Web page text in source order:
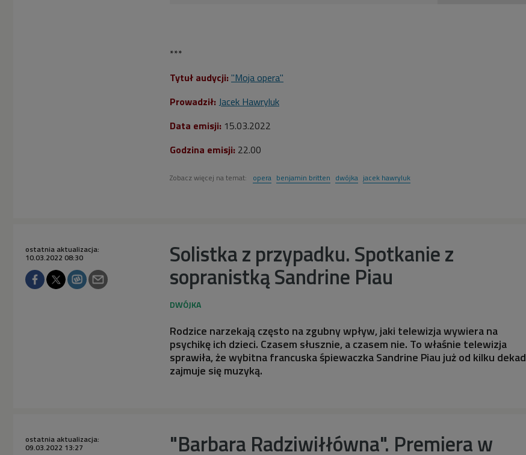
***
Tytuł audycji: "Moja opera"
Prowadził: Jacek Hawryluk
Data emisji: 15.03.2022
Godzina emisji: 22.00
Zobacz więcej na temat: opera benjamin britten dwójka jacek hawryluk
Solistka z przypadku. Spotkanie z
sopranistką Sandrine Piau
ostatnia aktualizacja:
10.03.2022 08:30
Rodzice narzekają często na zgubny wpływ, jaki telewizja wywiera na
psychikę ich dzieci. Czasem słusznie, a czasem nie. To właśnie telewizja
sprawiła, że wybitna francuska śpiewaczka Sandrine Piau już od kilku dekad
zajmuje się muzyką.
"Barbara Radziwiłłówna". Premiera w
ostatnia aktualizacja:
09.03.2022 13:27